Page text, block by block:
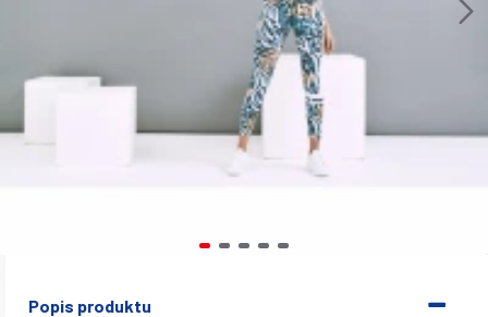
Popis produktu